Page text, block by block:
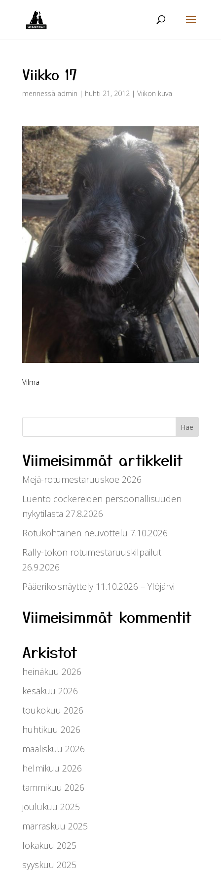
Viikko 17
mennessä admin | huhti 21, 2012| Viikon kuva
Vilma
Viimeisimmät artikkelit
Mejä-rotumestaruuskoe 2026
Luento cockereiden persoonallisuuden
nykytilasta 27.8.2026
Rotukohtainen neuvottelu 7.10.2026
Rally-tokon rotumestaruuskilpailut
26.9.2026
Pääerikoisnäyttely 11.10.2026 – Ylöjärvi
Viimeisimmät kommentit
Arkistot
heinäkuu 2026
kesäkuu 2026
toukokuu 2026
huhtikuu 2026
maaliskuu 2026
helmikuu 2026
tammikuu 2026
joulukuu 2025
marraskuu 2025
lokakuu 2025
syyskuu 2025